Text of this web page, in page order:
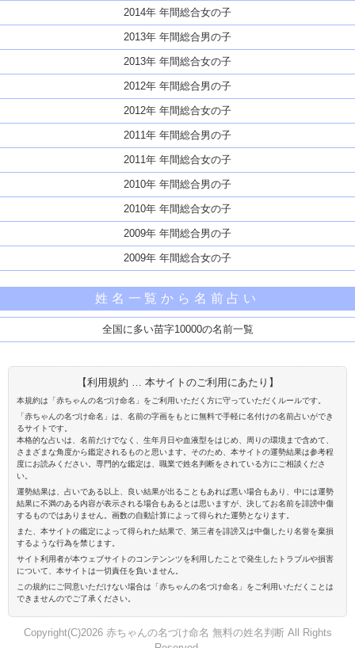
2014年 年間総合女の子
2013年 年間総合男の子
2013年 年間総合女の子
2012年 年間総合男の子
2012年 年間総合女の子
2011年 年間総合男の子
2011年 年間総合女の子
2010年 年間総合男の子
2010年 年間総合女の子
2009年 年間総合男の子
2009年 年間総合女の子
姓名一覧から名前占い
全国に多い苗字10000の名前一覧
【利用規約 … 本サイトのご利用にあたり】
本規約は「赤ちゃんの名づけ命名」をご利用いただく方に守っていただくルールです。
「赤ちゃんの名づけ命名」は、名前の字画をもとに無料で手軽に名付けの名前占いができ
るサイトです。
本格的な占いは、名前だけでなく、生年月日や血液型をはじめ、周りの環境まで含めて、
さまざまな角度から鑑定されるものと思います。そのため、本サイトの運勢結果は参考程
度にお読みください。専門的な鑑定は、職業で姓名判断をされている方にご相談くださ
い。
運勢結果は、占いである以上、良い結果が出ることもあれば悪い場合もあり、中には運勢
結果に不満のある内容が表示される場合もあるとは思いますが、決してお名前を誹謗中傷
するものではありません。画数の自動計算によって得られた運勢となります。
また、本サイトの鑑定によって得られた結果で、第三者を誹謗又は中傷したり名誉を棄損
するような行為を禁じます。
サイト利用者が本ウェブサイトのコンテンンツを利用したことで発生したトラブルや損害
について、本サイトは一切責任を負いません。
この規約にご同意いただけない場合は「赤ちゃんの名づけ命名」をご利用いただくことは
できませんのでご了承ください。
Copyright(C)2026 赤ちゃんの名づけ命名 無料の姓名判断 All Rights